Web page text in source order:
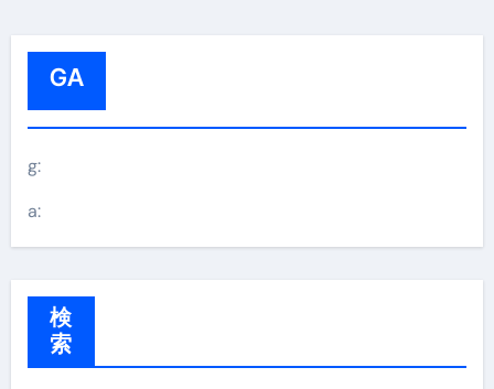
GA
g:
a:
検
索